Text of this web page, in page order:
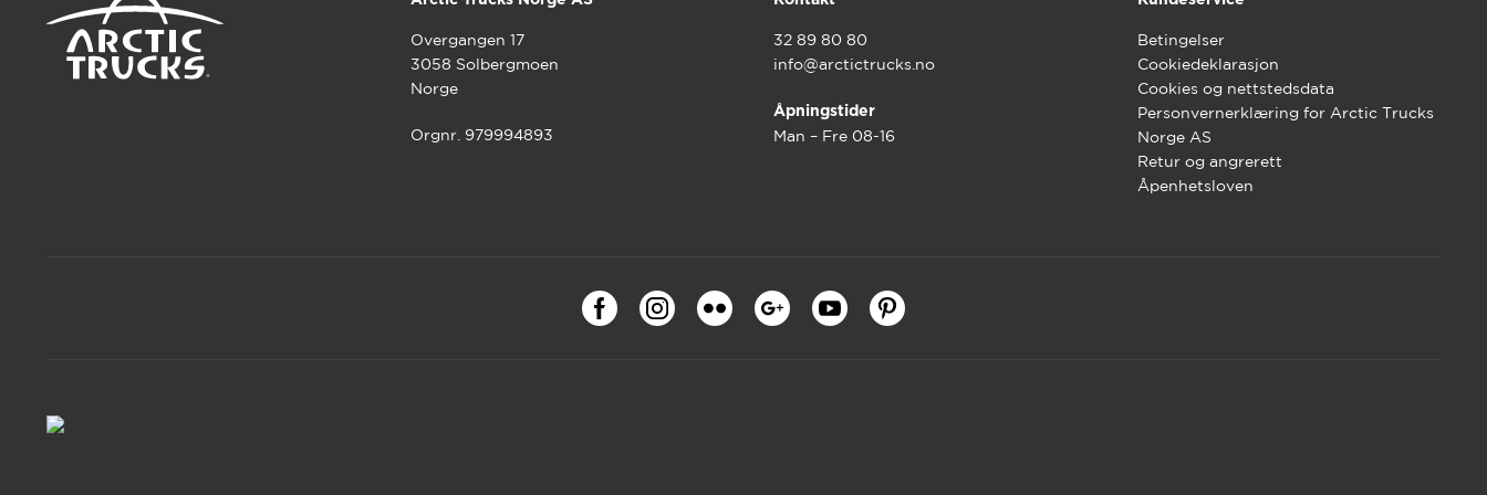
Overgangen 17
3058 Solbergmoen
Norge
Orgnr. 979994893
32 89 80 80
info@arctictrucks.no
Åpningstider
Man – Fre 08-16
Betingelser
Cookiedeklarasjon
Cookies og nettstedsdata
Personvernerklæring for Arctic Trucks
Norge AS
Retur og angrerett
Åpenhetsloven